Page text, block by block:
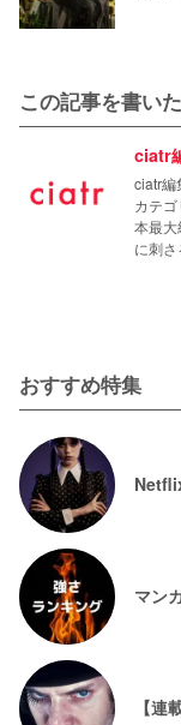
この記事を書い
ciatr
ciatr編
カテ
本最
に刺
おすすめ特集
マン
【連